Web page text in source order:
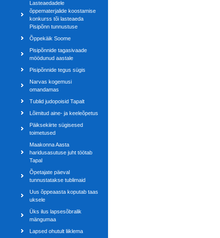
Lasteaedadele
õppematerjalide koostamise
konkurss tõi lasteaeda
Pisipõnn tunnustuse
Õppekäik Soome
Pisipõnnide tagasivaade
möödunud aastale
Pisipõnnide tegus sügis
Narvas kogemusi
omandamas
Tublid judopoisid Tapalt
Lõimitud aine- ja keeleõpetus
Päiksekiirte sügisesed
toimetused
Maakonna Aasta
haridusasutuse juht töötab
Tapal
Õpetajate päeval
tunnustatakse tublimaid
Uus õppeaasta koputab taas
uksele
Üks ilus lapsesõbralik
mängumaa
Lapsed ohutult liiklema